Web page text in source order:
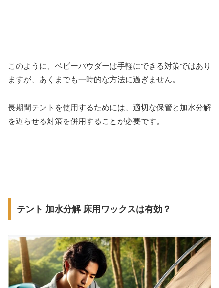
このように、ベビーパウダーは手軽にできる対策ではあり
ますが、あくまでも一時的な方法に過ぎません。
長期間テントを使用するためには、適切な保管と加水分解
を遅らせる対策を併用することが必要です。
テント 加水分解 床用ワックスは有効？